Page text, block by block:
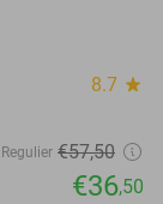
8.7 star
Regulier €57,50
€36,50